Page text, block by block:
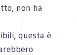
non ha
questa è